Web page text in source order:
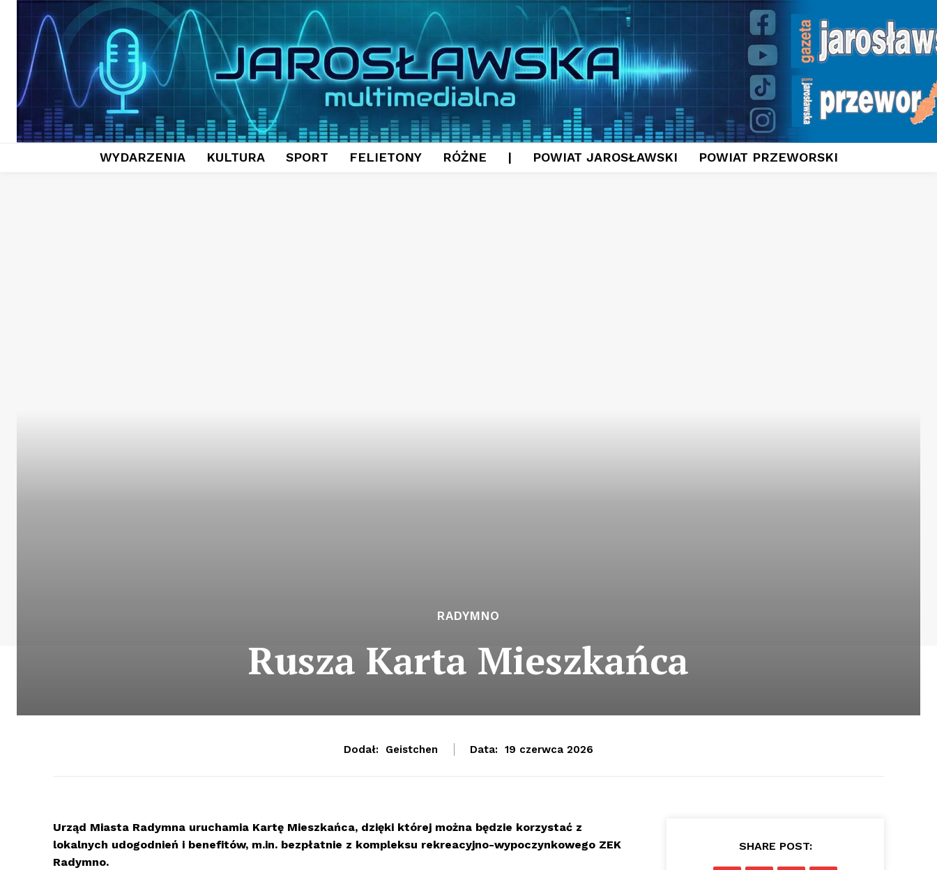
WYDARZENIA KULTURA SPORT FELIETONY RÓŻNE | POWIAT JAROSŁAWSKI POWIAT PRZEWORSKI
RADYMNO
Rusza Karta Mieszkańca
Dodał: Geistchen Data: 19 czerwca 2026
Urząd Miasta Radymna uruchamia Kartę Mieszkańca, dzięki której można będzie korzystać z
lokalnych udogodnień i benefitów, m.in. bezpłatnie z kompleksu rekreacyjno-wypoczynkowego ZEK
Radymno.
SHARE POST: